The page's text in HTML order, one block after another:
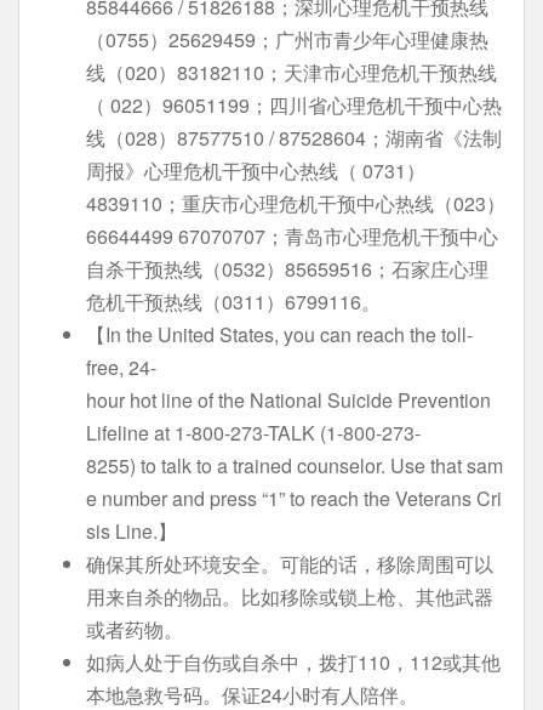
85844666 / 51826188；深圳心理危机干预热线
（0755）25629459；广州市青少年心理健康热
线（020）83182110；天津市心理危机干预热线
（ 022）96051199；四川省心理危机干预中心热
线（028）87577510 / 87528604；湖南省《法制
周报》心理危机干预中心热线（ 0731）
4839110；重庆市心理危机干预中心热线（023）
66644499 67070707；青岛市心理危机干预中心
自杀干预热线（0532）85659516；石家庄心理
危机干预热线（0311）6799116。
【In the United States, you can reach the toll-
free, 24-
hour hot line of the National Suicide Prevention
Lifeline at 1-800-273-TALK (1-800-273-
8255) to talk to a trained counselor. Use that sam
e number and press “1” to reach the Veterans Cri
sis Line.】
确保其所处环境安全。可能的话，移除周围可以
用来自杀的物品。比如移除或锁上枪、其他武器
或者药物。
如病人处于自伤或自杀中，拨打110，112或其他
本地急救号码。保证24小时有人陪伴。